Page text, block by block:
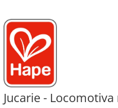
Jucarie -